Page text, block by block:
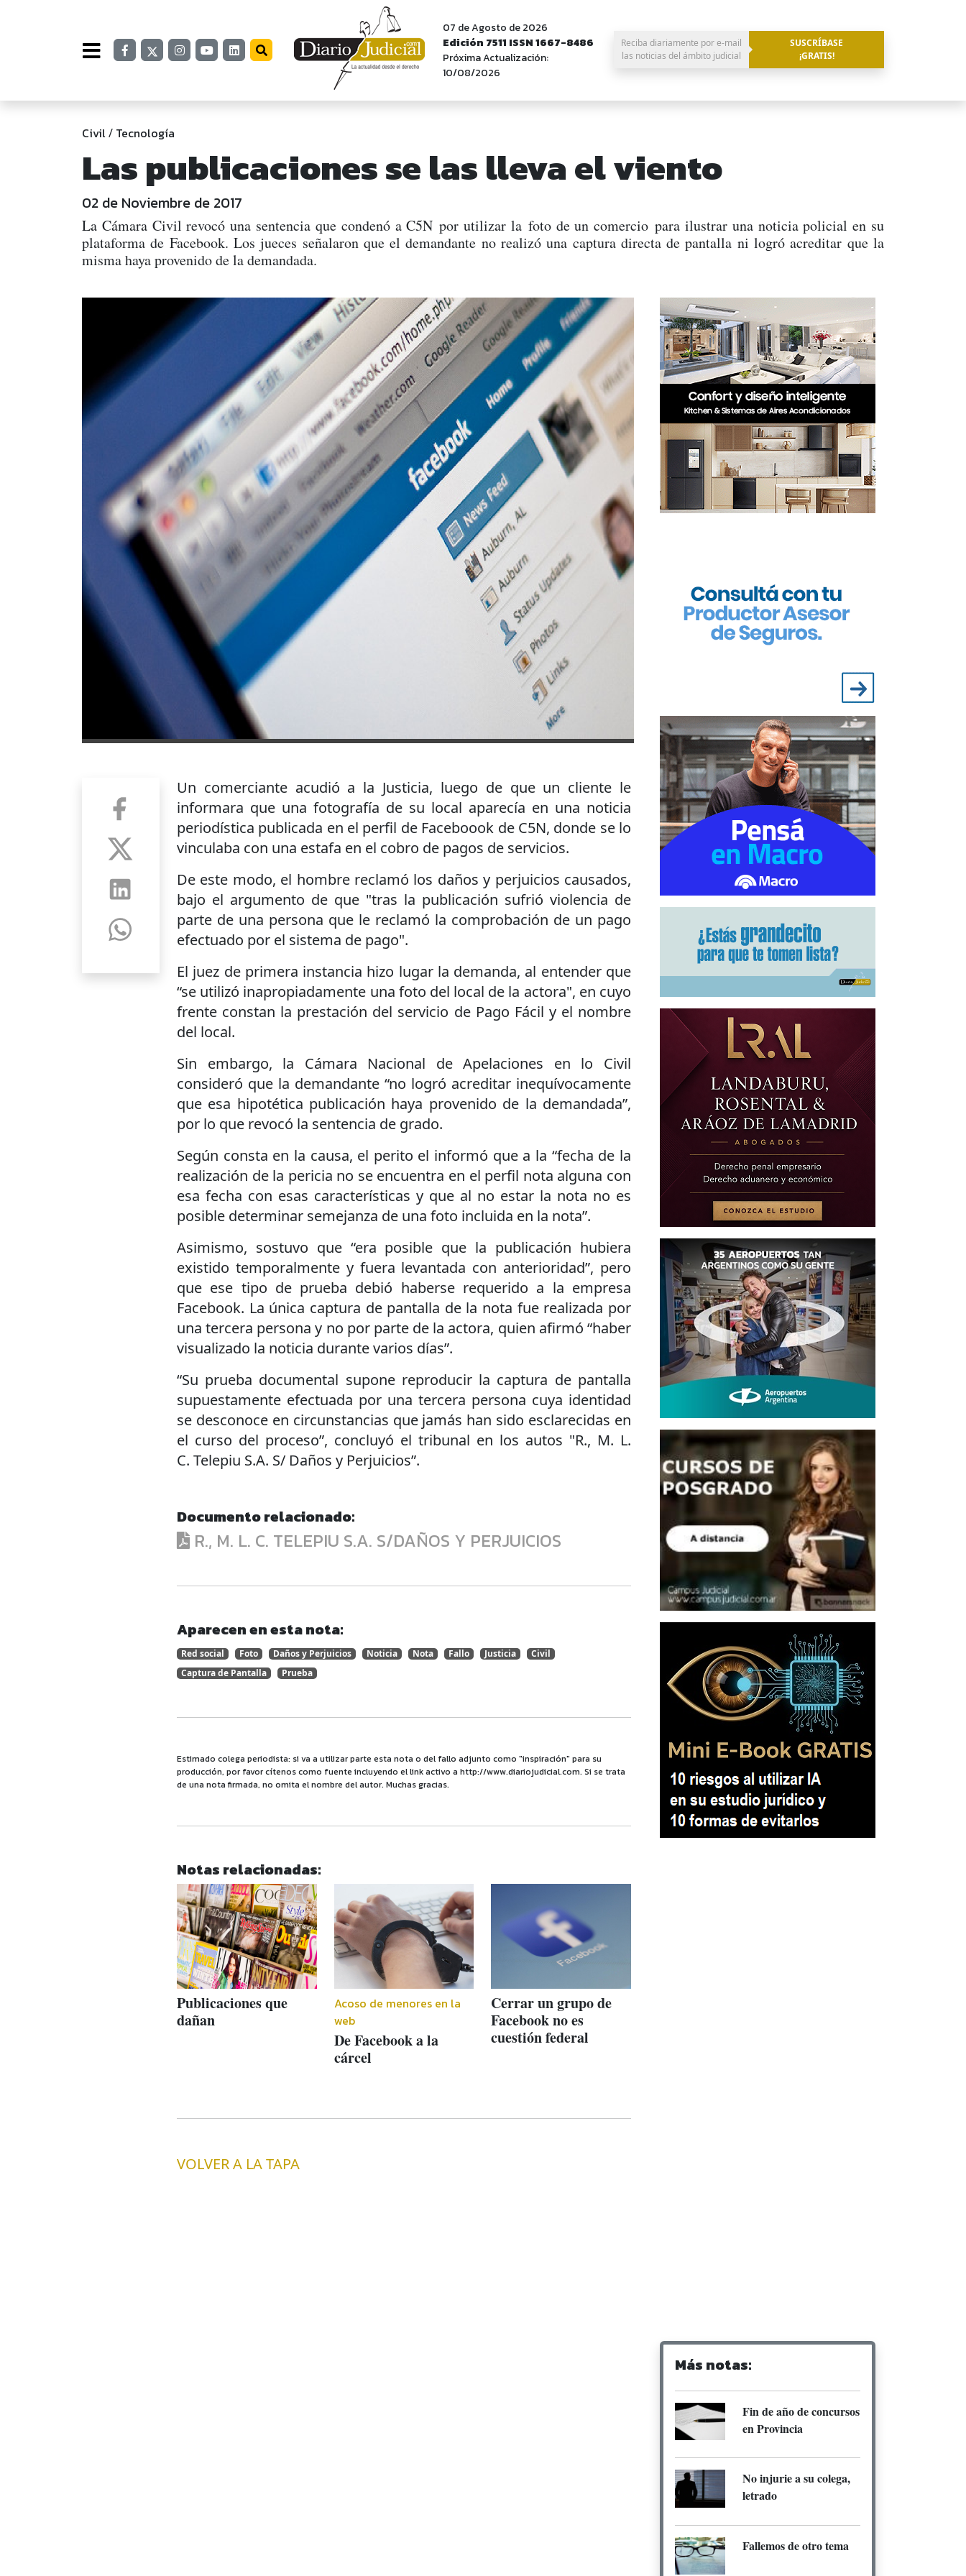
07 de Agosto de 2026
Edición 7511 ISSN 1667-8486
Próxima Actualización:
10/08/2026
Reciba diariamente por e-mail
las noticias del ámbito judicial
SUSCRÍBASE
¡GRATIS!
Civil/ Tecnología
Las publicaciones se las lleva el viento
02 de Noviembre de 2017
La Cámara Civil revocó una sentencia que condenó a C5N por utilizar la foto de un comercio para ilustrar una noticia policial en su
plataforma de Facebook. Los jueces señalaron que el demandante no realizó una captura directa de pantalla ni logró acreditar que la
misma haya provenido de la demandada.
Un comerciante acudió a la Justicia, luego de que un cliente le
informara que una fotografía de su local aparecía en una noticia
periodística publicada en el perfil de Faceboook de C5N, donde se lo
vinculaba con una estafa en el cobro de pagos de servicios.
De este modo, el hombre reclamó los daños y perjuicios causados,
bajo el argumento de que "tras la publicación sufrió violencia de
parte de una persona que le reclamó la comprobación de un pago
efectuado por el sistema de pago".
El juez de primera instancia hizo lugar la demanda, al entender que
“se utilizó inapropiadamente una foto del local de la actora", en cuyo
frente constan la prestación del servicio de Pago Fácil y el nombre
del local.
Sin embargo, la Cámara Nacional de Apelaciones en lo Civil
consideró que la demandante “no logró acreditar inequívocamente
que esa hipotética publicación haya provenido de la demandada”,
por lo que revocó la sentencia de grado.
Según consta en la causa, el perito el informó que a la “fecha de la
realización de la pericia no se encuentra en el perfil nota alguna con
esa fecha con esas características y que al no estar la nota no es
posible determinar semejanza de una foto incluida en la nota”.
Asimismo, sostuvo que “era posible que la publicación hubiera
existido temporalmente y fuera levantada con anterioridad”, pero
que ese tipo de prueba debió haberse requerido a la empresa
Facebook. La única captura de pantalla de la nota fue realizada por
una tercera persona y no por parte de la actora, quien afirmó “haber
visualizado la noticia durante varios días”.
“Su prueba documental supone reproducir la captura de pantalla
supuestamente efectuada por una tercera persona cuya identidad
se desconoce en circunstancias que jamás han sido esclarecidas en
el curso del proceso”, concluyó el tribunal en los autos "R., M. L.
C. Telepiu S.A. S/ Daños y Perjuicios”.
Documento relacionado:
R., M. L. C. TELEPIU S.A. S/DAÑOS Y PERJUICIOS
Aparecen en esta nota:
Red social Foto Daños y Perjuicios Noticia Nota Fallo Justicia
Civil
Captura de Pantalla
Prueba
Estimado colega periodista: si va a utilizar parte esta nota o del fallo adjunto como "inspiración" para su
producción, por favor cítenos como fuente incluyendo el link activo a http://www.diariojudicial.com. Si se trata
de una nota firmada, no omita el nombre del autor. Muchas gracias.
Notas relacionadas:
Publicaciones que
dañan
Acoso de menores en la
web
De Facebook a la
cárcel
Cerrar un grupo de
Facebook no es
cuestión federal
VOLVER A LA TAPA
Más notas:
Fin de año de concursos
en Provincia
No injurie a su colega,
letrado
Fallemos de otro tema